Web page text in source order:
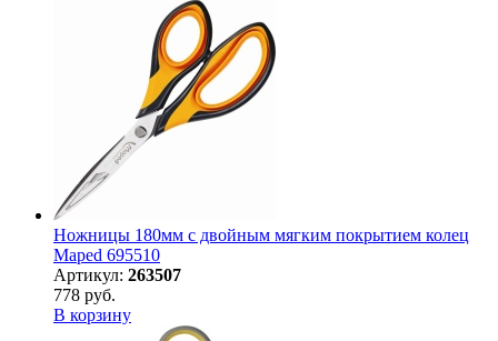
Ножницы 180мм с двойным мягким покрытием колец
Maped 695510
Артикул: 263507
778 руб.
В корзину